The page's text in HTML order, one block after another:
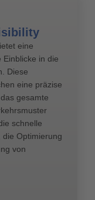
eine
Einblicke in die
Diese
eine präzise
gesamte
schnelle
die Optimierung
von